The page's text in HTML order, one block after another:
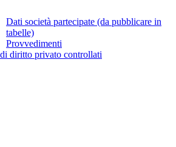
Dati società partecipate (da pubblicare in
tabelle)
Provvedimenti
diritto privato controllati